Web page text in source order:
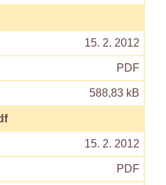
15. 2. 2012
PDF
588,83 kB
15. 2. 2012
PDF